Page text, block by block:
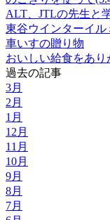
ALT、JTLの先生と
東谷ウインターイ
車いすの贈り物
おいしい給食をあ
過去の記事
3月
2月
1月
12月
11月
10月
9月
8月
7月